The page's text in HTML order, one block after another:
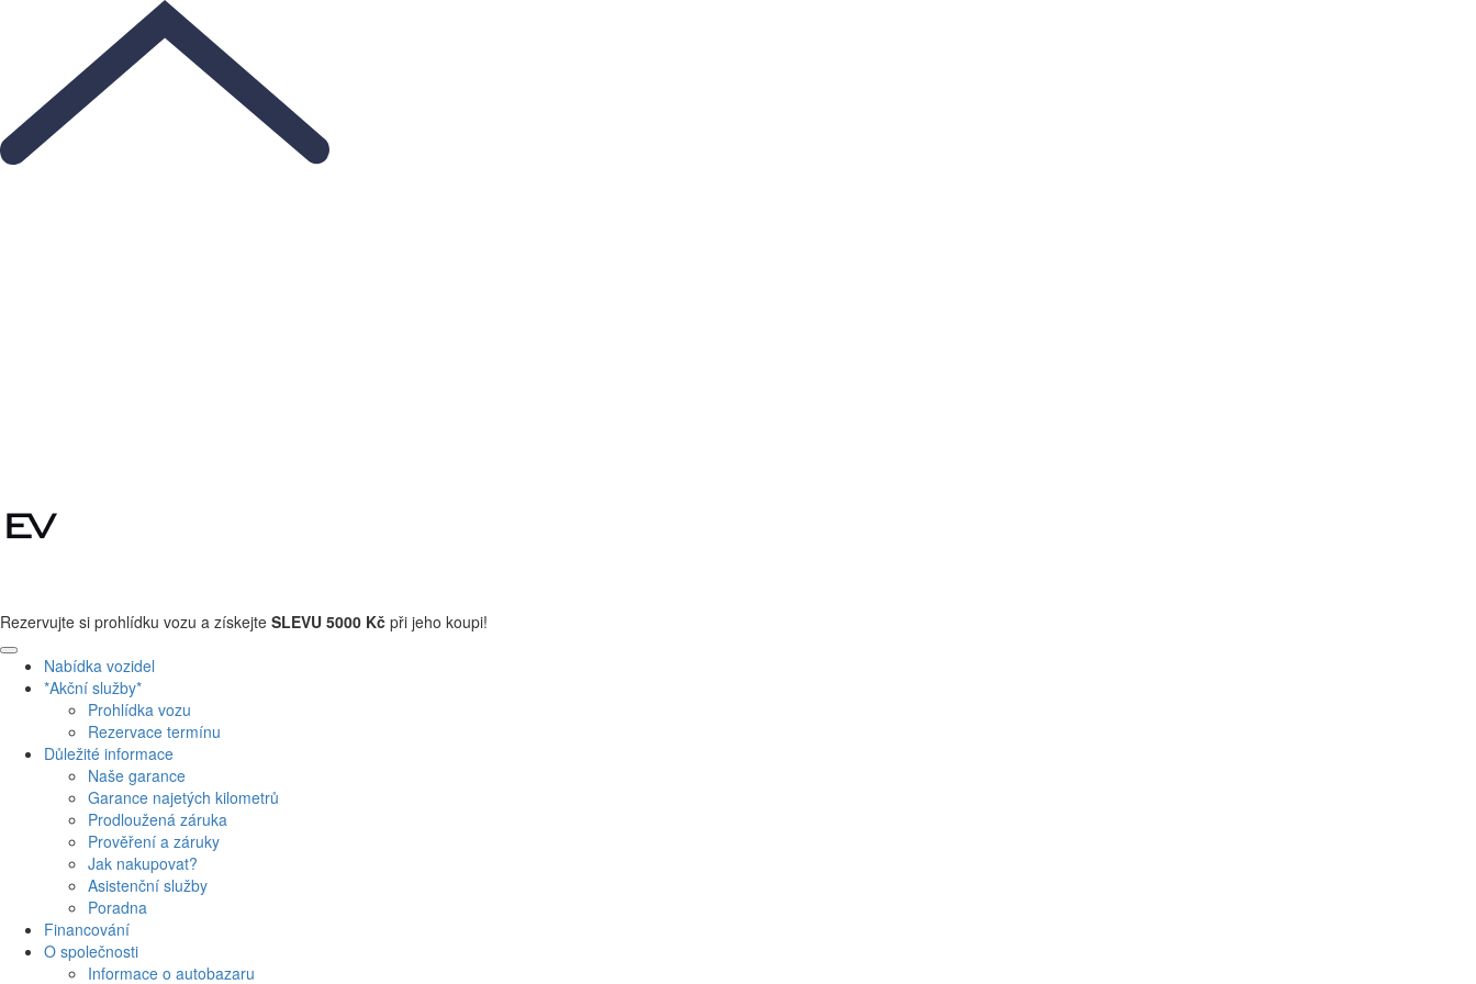
Rezervujte si prohlídku vozu a získejte SLEVU 5000 Kč při jeho koupi!
Nabídka vozidel
*Akční služby*
Prohlídka vozu
Rezervace termínu
Důležité informace
Naše garance
Garance najetých kilometrů
Prodloužená záruka
Prověření a záruky
Jak nakupovat?
Asistenční služby
Poradna
Financování
O společnosti
Informace o autobazaru